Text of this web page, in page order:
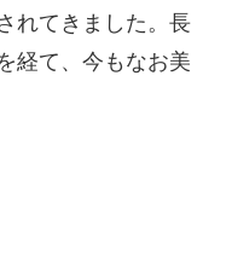
れてきました。長
経て、今もなお美